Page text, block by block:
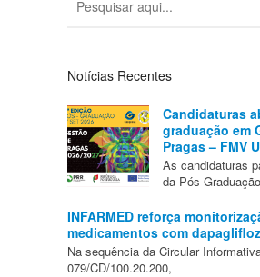
Notícias Recentes
Candidaturas
graduação em
Pragas – FMV
As candidaturas
da Pós-
INFARMED reforça
medicamentos com
Na sequência da Circular
079/CD/100.20.200,